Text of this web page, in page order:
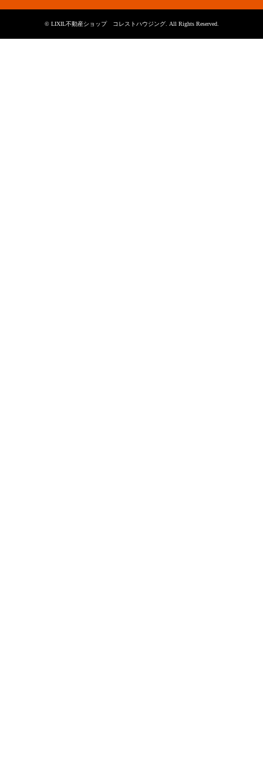
© LIXIL不動産ショップ コレストハウジング. All Rights Reserved.